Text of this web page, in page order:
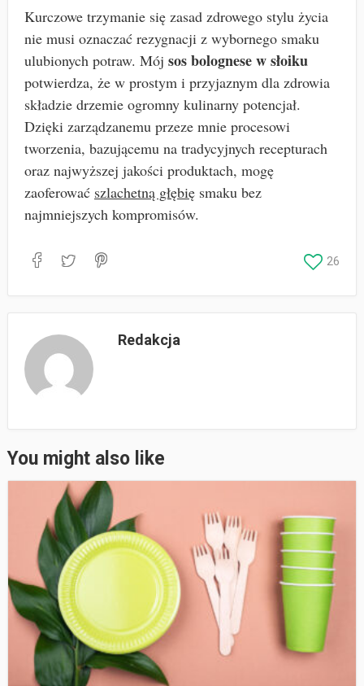
Kurczowe trzymanie się zasad zdrowego stylu życia
nie musi oznaczać rezygnacji z wybornego smaku
ulubionych potraw. Mój sos bolognese w słoiku
potwierdza, że w prostym i przyjaznym dla zdrowia
składzie drzemie ogromny kulinarny potencjał.
Dzięki zarządzanemu przeze mnie procesowi
tworzenia, bazującemu na tradycyjnych recepturach
oraz najwyższej jakości produktach, mogę
zaoferować szlachetną głębięsmaku bez
najmniejszych kompromisów.
26
Redakcja
You might also like